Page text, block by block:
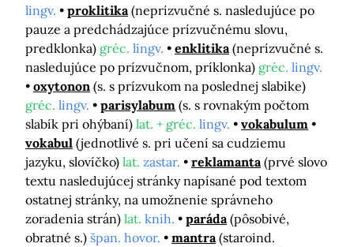
lingv.
proklitika (neprízvučné s. nasledujúce po
pauze a predchádzajúce prízvučnému slovu,
predklonka) gréc. lingv. enklitika (neprízvučné s.
nasledujúce po prízvučnom, príklonka) gréc. lingv.
oxytonon (s. s prízvukom na poslednej slabike)
gréc. lingv. parisylabum (s. s rovnakým počtom
slabík pri ohýbaní) lat. + gréc. lingv.
vokabulum
vokabul (jednotlivé s. pri učení sa cudziemu
jazyku, slovíčko) lat. zastar. reklamanta (prvé slovo
textu nasledujúcej stránky napísané pod textom
ostatnej stránky, na umožnenie správneho
zoradenia strán) lat. knih. paráda (pôsobivé,
obratné s.) špan. hovor. mantra (staroind.